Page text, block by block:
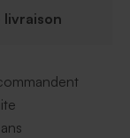
livraison